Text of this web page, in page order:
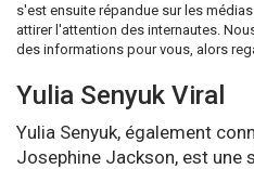
s'est ensuite répandue sur les
attirer l'attention des internautes.
des informations pour vous, alors
Yulia Senyuk Viral
Yulia Senyuk, également
Josephine Jackson, est une